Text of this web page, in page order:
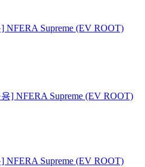
Supreme (EV ROOT)
Supreme (EV ROOT)